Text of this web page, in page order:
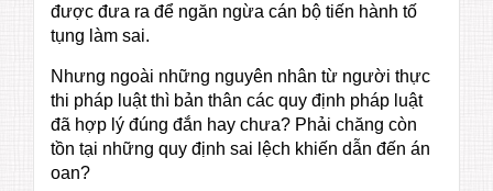
được đưa ra để ngăn ngừa cán bộ tiến hành tố
tụng làm sai.
Nhưng ngoài những nguyên nhân từ người thực
thi pháp luật thì bản thân các quy định pháp luật
đã hợp lý đúng đắn hay chưa? Phải chăng còn
tồn tại những quy định sai lệch khiến dẫn đến án
oan?